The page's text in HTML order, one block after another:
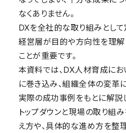
なくありません。
DXを全社的な取り組みとして
経営層が目的や方向性を理解
ことが重要です。
本資料では、DX人材育成に
に巻き込み、組織全体の変革
実際の成功事例をもとに解説
トップダウンと現場の取り組
え方や、具体的な進め方を整